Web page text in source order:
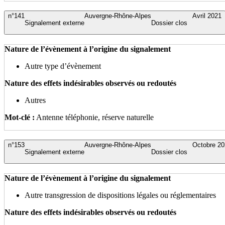
Avril 2021
Dossier clos
Auvergne-Rhône-Alpes
Signalement externe
n°141
Nature de l’évènement à l’origine du signalement
Autre type d’évènement
Nature des effets indésirables observés ou redoutés
Autres
Mot-clé : Antenne téléphonie, réserve naturelle
Octobre
Dossier clos
Auvergne-Rhône-Alpes
Signalement externe
n°153
Nature de l’évènement à l’origine du signalement
Autre transgression de dispositions légales ou réglementaires
Nature des effets indésirables observés ou redoutés